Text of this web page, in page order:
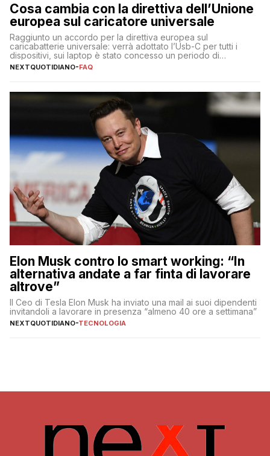
Cosa cambia con la direttiva dell’Unione
europea sul caricatore universale
Raggiunto un accordo per la direttiva europea sul
caricabatterie universale: verrà adottato l’Usb-C per tutti i
dispositivi, sui laptop è stato concesso un periodo di
adeguamento di 40 mesi
NEXTQUOTIDIANO-FAQ
Elon Musk contro lo smart working: “In
alternativa andate a far finta di lavorare
altrove”
Il Ceo di Tesla Elon Musk ha inviato una mail ai suoi dipendenti
invitandoli a lavorare in presenza “almeno 40 ore a settimana”
NEXTQUOTIDIANO-TECNOLOGIA